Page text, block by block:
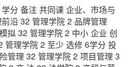
分 备注 共同课 企业、市场与
沿 32 管理学院 2 品牌管理
拟 32 管理学院 2 中小 企业 创
管理学院 2 至少 选修 6学分 投
管理 32 管理学院 2 项目管理 3